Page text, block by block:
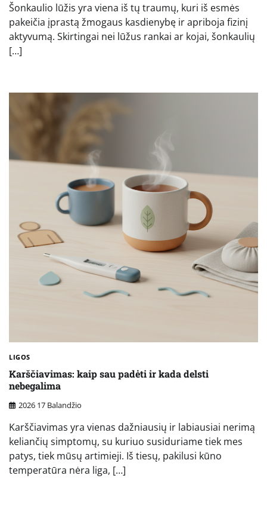
Šonkaulio lūžis yra viena iš tų traumų, kuri iš esmės
pakeičia įprastą žmogaus kasdienybę ir apriboja fizinį
aktyvumą. Skirtingai nei lūžus rankai ar kojai, šonkaulių
[…]
LIGOS
Karščiavimas: kaip sau padėti ir kada delsti
nebegalima
2026 17 Balandžio
Karščiavimas yra vienas dažniausių ir labiausiai nerimą
keliančių simptomų, su kuriuo susiduriame tiek mes
patys, tiek mūsų artimieji. Iš tiesų, pakilusi kūno
temperatūra nėra liga, […]